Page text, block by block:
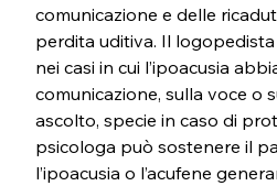
comunicazione e delle
perdita uditiva. Il
nei casi in cui l’ipoacusia
comunicazione, sulla voce o
ascolto, specie in caso di
psicologa può sostenere il
l’ipoacusia o l’acufene